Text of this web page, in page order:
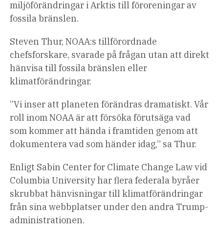
miljöförändringar i Arktis till föroreningar av
fossila bränslen.
Steven Thur, NOAA:s tillförordnade
chefsforskare, svarade på frågan utan att direkt
hänvisa till fossila bränslen eller
klimatförändringar.
”Vi inser att planeten förändras dramatiskt. Vår
roll inom NOAA är att försöka förutsäga vad
som kommer att hända i framtiden genom att
dokumentera vad som händer idag,” sa Thur.
Enligt Sabin Center for Climate Change Law vid
Columbia University har flera federala byråer
skrubbat hänvisningar till klimatförändringar
från sina webbplatser under den andra Trump-
administrationen.